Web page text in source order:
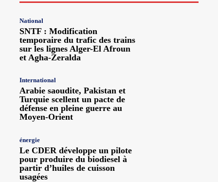
National
SNTF : Modification
temporaire du trafic des trains
sur les lignes Alger-El Afroun
et Agha-Zeralda
International
Arabie saoudite, Pakistan et
Turquie scellent un pacte de
défense en pleine guerre au
Moyen-Orient
énergie
Le CDER développe un pilote
pour produire du biodiesel à
partir d’huiles de cuisson
usagées